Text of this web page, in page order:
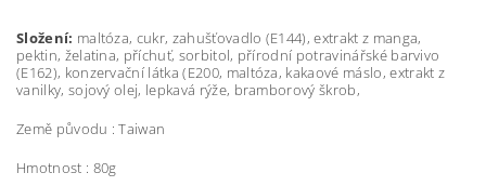
Složení: maltóza, cukr, zahušťovadlo (E144), extrakt z manga,
pektin, želatina, příchuť, sorbitol, přírodní potravinářské barvivo
(E162), konzervační látka (E200, maltóza, kakaové máslo, extrakt z
vanilky, sojový olej, lepkavá rýže, bramborový škrob,
Země původu : Taiwan
Hmotnost : 80g